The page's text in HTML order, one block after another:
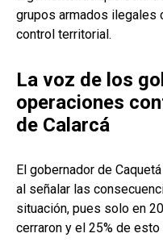
grupos armados ilegales
control territorial.
La voz de los
operaciones
de Calarcá
El gobernador de
al señalar las
situación, pues solo en
cerraron y el 25% de